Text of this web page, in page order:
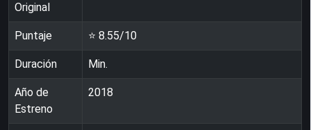
Original
Puntaje ⭐ 8.55/10
Duración Min.
Año de
Estreno
2018